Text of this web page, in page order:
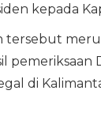
kepada
tersebut
pemeriksaan
di